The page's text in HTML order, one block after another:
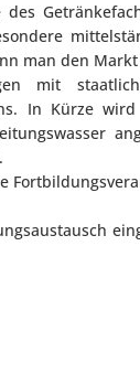
man den
mit
In Kürze